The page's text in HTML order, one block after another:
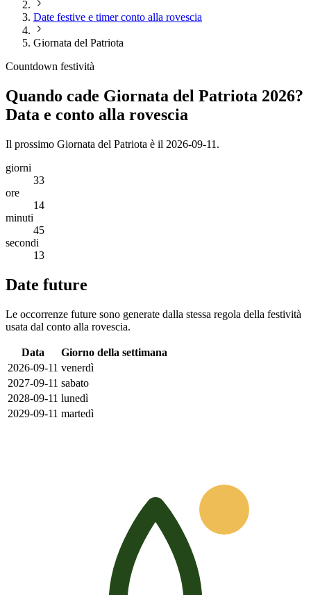
Date festive e timer conto alla rovescia
Giornata del Patriota
Countdown festività
Quando cade Giornata del Patriota 2026?
Data e conto alla rovescia
Il prossimo Giornata del Patriota è il 2026-09-11.
giorni
33
ore
14
minuti
45
secondi
13
Date future
Le occorrenze future sono generate dalla stessa regola della festività
usata dal conto alla rovescia.
Data
Giorno della settimana
2026-09-11 venerdì
2027-09-11 sabato
2028-09-11 lunedì
2029-09-11 martedì